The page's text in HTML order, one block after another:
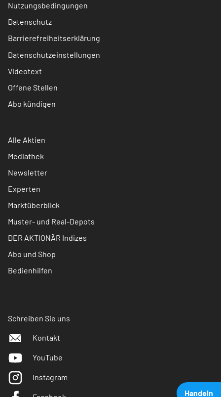
Handeln
Nutzungsbedingungen
Datenschutz
Barrierefreiheitserklärung
Datenschutzeinstellungen
Videotext
Offene Stellen
Abo kündigen
Alle Aktien
Mediathek
Newsletter
Experten
Marktüberblick
Muster- und Real-Depots
DER AKTIONÄR Indizes
Abo und Shop
Bedienhilfen
Schreiben Sie uns
Kontakt
YouTube
Instagram